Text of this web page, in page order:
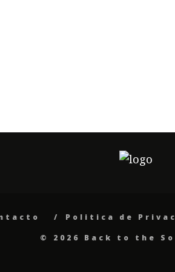
Politica de
© 2026 Back to the